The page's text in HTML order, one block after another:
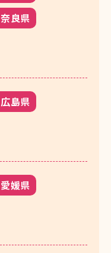
奈良県
広島県
愛媛県